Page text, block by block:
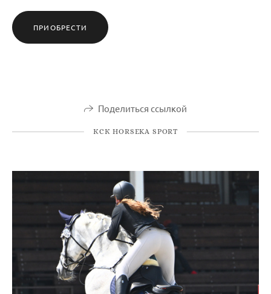
ПРИОБРЕСТИ
Поделиться ссылкой
КСК HORSEKA SPORT